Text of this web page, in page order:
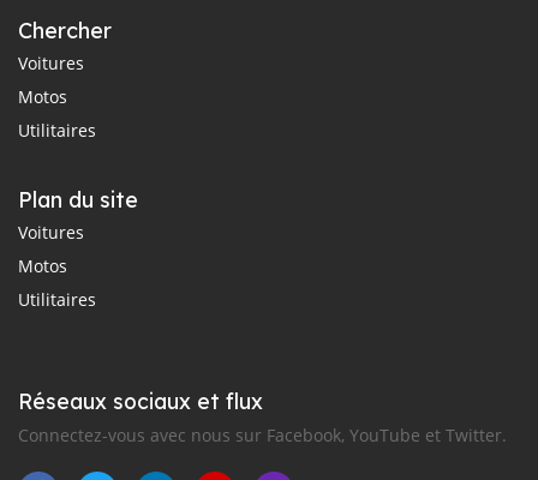
Chercher
Voitures
Motos
Utilitaires
Plan du site
Voitures
Motos
Utilitaires
Réseaux sociaux et flux
Connectez-vous avec nous sur Facebook, YouTube et Twitter.